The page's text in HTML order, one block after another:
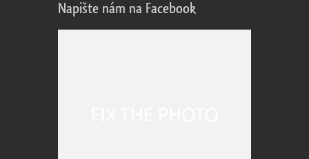
Napište nám na Facebook